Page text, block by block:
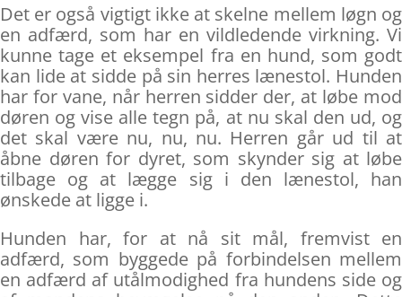
Det er også vigtigt ikke at skelne mellem løgn og
en adfærd, som har en vildledende virkning. Vi
kunne tage et eksempel fra en hund, som godt
kan lide at sidde på sin herres lænestol. Hunden
har for vane, når herren sidder der, at løbe mod
døren og vise alle tegn på, at nu skal den ud, og
det skal være nu, nu, nu. Herren går ud til at
åbne døren for dyret, som skynder sig at løbe
tilbage og at lægge sig i den lænestol, han
ønskede at ligge i.
Hunden har, for at nå sit mål, fremvist en
adfærd, som byggede på forbindelsen mellem
en adfærd af utålmodighed fra hundens side og